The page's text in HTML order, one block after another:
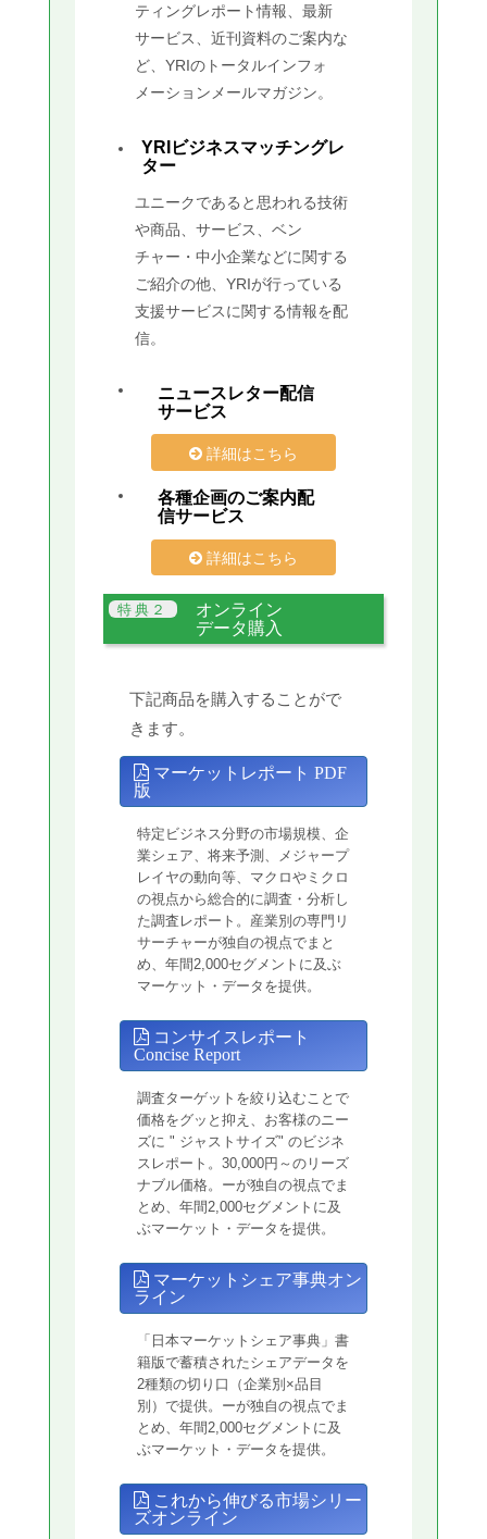
ティングレポート情報、最新
サービス、近刊資料のご案内な
ど、YRIのトータルインフォ
メーションメールマガジン。
YRIビジネスマッチングレ
ター
ユニークであると思われる技術
や商品、サービス、ベン
チャー・中小企業などに関する
ご紹介の他、YRIが行っている
支援サービスに関する情報を配
信。
ニュースレター配信
サービス
詳細はこちら
各種企画のご案内配
信サービス
詳細はこちら
オンライン
データ購入
下記商品を購入することがで
きます。
マーケットレポート PDF
版
特定ビジネス分野の市場規模、企
業シェア、将来予測、メジャープ
レイヤの動向等、マクロやミクロ
の視点から総合的に調査・分析し
た調査レポート。産業別の専門リ
サーチャーが独自の視点でまと
め、年間2,000セグメントに及ぶ
マーケット・データを提供。
コンサイスレポート
Concise Report
調査ターゲットを絞り込むことで
価格をグッと抑え、お客様のニー
ズに " ジャストサイズ" のビジネ
スレポート。30,000円～のリーズ
ナブル価格。ーが独自の視点でま
とめ、年間2,000セグメントに及
ぶマーケット・データを提供。
マーケットシェア事典オン
ライン
「日本マーケットシェア事典」書
籍版で蓄積されたシェアデータを
2種類の切り口（企業別×品目
別）で提供。ーが独自の視点でま
とめ、年間2,000セグメントに及
ぶマーケット・データを提供。
これから伸びる市場シリー
ズオンライン